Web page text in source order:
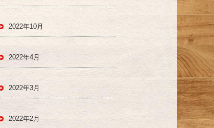
2022年10月
2022年4月
2022年3月
2022年2月